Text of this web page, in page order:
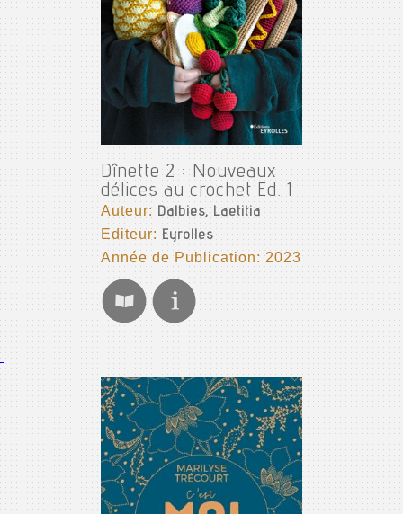
Dînette 2 : Nouveaux
délices au crochet Ed. 1
Auteur:Dalbies, Laetitia
Editeur: Eyrolles
Année de Publication: 2023